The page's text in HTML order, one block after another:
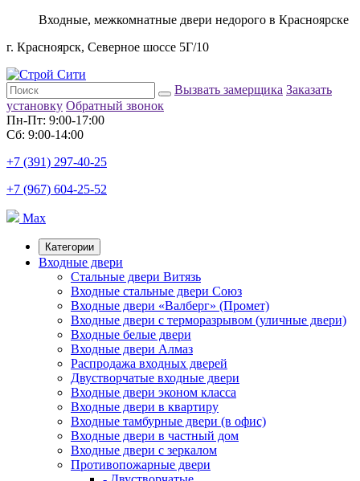
Входные, межкомнатные двери недорого в Красноярске
г. Красноярск, Северное шоссе 5Г/10
Вызвать замерщика Заказать
установку Обратный звонок
Пн-Пт: 9:00-17:00
Сб: 9:00-14:00
+7 (391) 297-40-25
+7 (967) 604-25-52
Max
Категории
Входные двери
Стальные двери Витязь
Входные стальные двери Союз
Входные двери «Валберг» (Промет)
Входные двери с терморазрывом (уличные двери)
Входные белые двери
Входные двери Алмаз
Распродажа входных дверей
Двустворчатые входные двери
Входные двери эконом класса
Входные двери в квартиру
Входные тамбурные двери (в офис)
Входные двери в частный дом
Входные двери с зеркалом
Противопожарные двери